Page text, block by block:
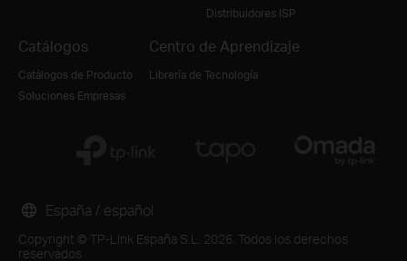
Distribuidores ISP
Catálogos
Catálogos de Producto
Soluciones Empresas
Centro de Aprendizaje
Librería de Tecnología
Copyright © TP-Link España S.L. 2026. Todos los derechos
reservados
España / español